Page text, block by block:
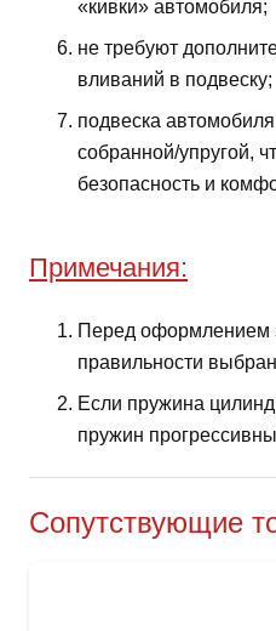
«кивки» автомобиля;
не требуют
вливаний в подвеску;
подвеска
собранной/упругой,
безопасность и
Примечания:
Перед оформлением
правильности
Если пружина
пружин
Сопутствующие